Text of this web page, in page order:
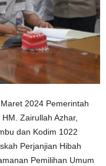
2024 Pemerintah
Zairullah Azhar,
dan Kodim 1022
Perjanjian Hibah
Pemilihan Umum